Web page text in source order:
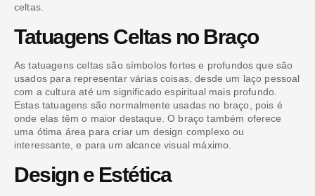
celtas.
Tatuagens Celtas no Braço
As tatuagens celtas são símbolos fortes e profundos que são
usados para representar várias coisas, desde um laço pessoal
com a cultura até um significado espiritual mais profundo.
Estas tatuagens são normalmente usadas no braço, pois é
onde elas têm o maior destaque. O braço também oferece
uma ótima área para criar um design complexo ou
interessante, e para um alcance visual máximo.
Design e Estética